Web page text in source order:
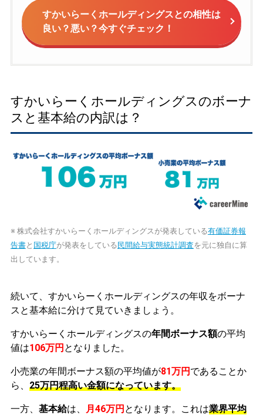
すかいらーくホールディングスとの相性は
良い？悪い？今すぐチェック！
すかいらーくホールディングスのボーナ
スと基本給の内訳は？
※ 株式会社すかいらーくホールディングスが発表している有価証券報
告書と 国税庁が発表をしている 民間給与実態統計調査を元に独自に算
出しています。
続いて、すかいらーくホールディングスの年収をボーナ
スと基本給に分けて見ていきましょう。
すかいらーくホールディングスの年間ボーナス額の平均
値は106万円 となりました。
小売業の年間ボーナス額の平均値が81万円 であることか
ら、 25万円程高い金額になっています。
一方、 基本給は、 月46万円 となります。これは業界平均